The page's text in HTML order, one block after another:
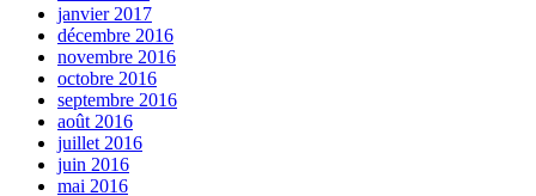
janvier 2017
décembre 2016
novembre 2016
octobre 2016
septembre 2016
août 2016
juillet 2016
juin 2016
mai 2016